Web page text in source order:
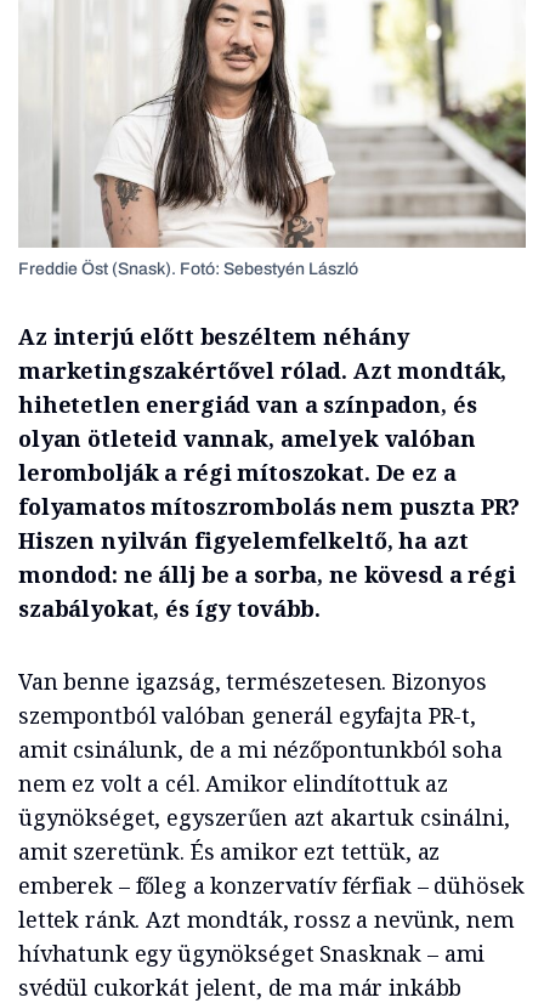
Freddie Öst (Snask). Fotó: Sebestyén László
Az interjú előtt beszéltem néhány
marketingszakértővel rólad. Azt mondták,
hihetetlen energiád van a színpadon, és
olyan ötleteid vannak, amelyek valóban
lerombolják a régi mítoszokat. De ez a
folyamatos mítoszrombolás nem puszta PR?
Hiszen nyilván figyelemfelkeltő, ha azt
mondod: ne állj be a sorba, ne kövesd a régi
szabályokat, és így tovább.
Van benne igazság, természetesen. Bizonyos
szempontból valóban generál egyfajta PR-t,
amit csinálunk, de a mi nézőpontunkból soha
nem ez volt a cél. Amikor elindítottuk az
ügynökséget, egyszerűen azt akartuk csinálni,
amit szeretünk. És amikor ezt tettük, az
emberek – főleg a konzervatív férfiak – dühösek
lettek ránk. Azt mondták, rossz a nevünk, nem
hívhatunk egy ügynökséget Snasknak – ami
svédül cukorkát jelent, de ma már inkább